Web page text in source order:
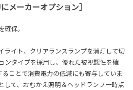
メーカーオプション］
保。
ライト、クリアランスランプを消灯して切
ンタイプを採用し、優れた被視認性を確
ことで消費電力の低減にも寄与していま
して、おむかえ照明＆ヘッドランプ一時点